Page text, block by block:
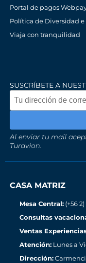
Portal de pagos
Política de Diversidad
Viaja con tranquilidad
SUSCRÍBETE A
Al enviar tu mail
Turavion.
CASA MATRIZ
Mesa Central: (+56
Consultas
Ventas
Atención: Lunes a
Dirección: